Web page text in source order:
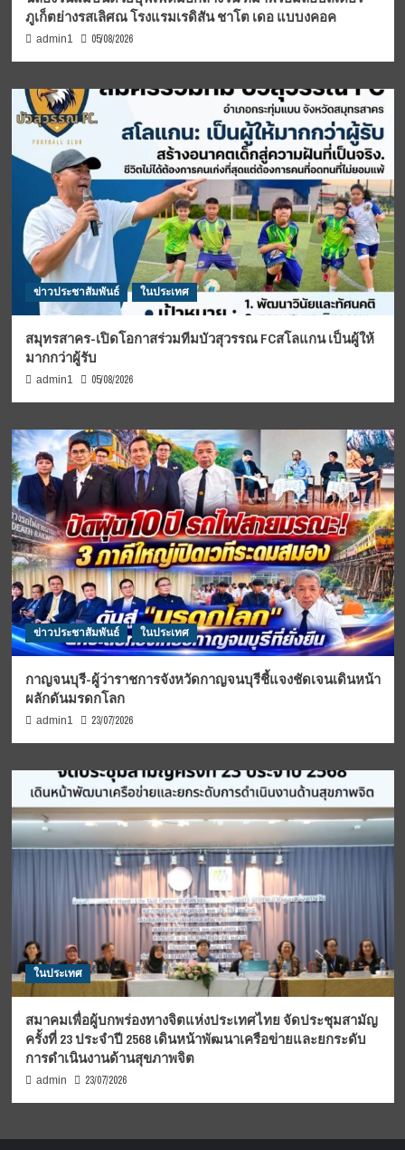
ภูเก็ตย่างรสเลิศณ โรงแรมเรดิสัน ชาโต เดอ แบบงคอค
admin1 05/08/2026
ข่าวประชาสัมพันธ์ ในประเทศ
สมุทรสาคร-เปิดโอกาสร่วมทีมบัวสุวรรณ FCสโลแกน เป็นผู้ให้
มากกว่าผู้รับ
admin1 05/08/2026
ข่าวประชาสัมพันธ์ ในประเทศ
กาญจนบุรี-ผู้ว่าราชการจังหวัดกาญจนบุรีชี้แจงชัดเจนเดินหน้า
ผลักดันมรดกโลก
admin1 23/07/2026
ในประเทศ
สมาคมเพื่อผู้บกพร่องทางจิตแห่งประเทศไทย จัดประชุมสามัญ
ครั้งที่ 23 ประจำปี 2568 เดินหน้าพัฒนาเครือข่ายและยกระดับ
การดำเนินงานด้านสุขภาพจิต
admin 23/07/2026